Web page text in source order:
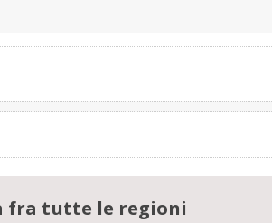
fra tutte le regioni